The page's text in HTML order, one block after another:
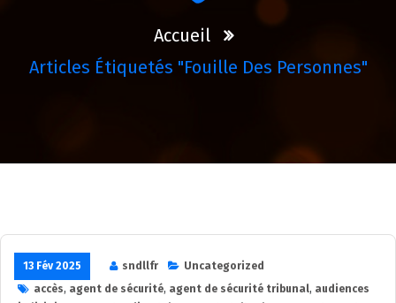
Accueil
Articles Étiquetés "fouille Des Personnes"
13 Fév 2025 sndllfr
Uncategorized
accès, agent de sécurité, agent de sécurité tribunal, audiences